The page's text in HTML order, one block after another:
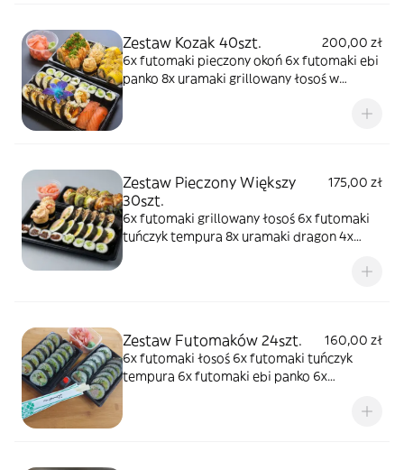
Zestaw Kozak 40szt.
200,00 zł
6x futomaki pieczony okoń 6x futomaki ebi
panko 8x uramaki grillowany łosoś w
Zestaw Pieczony Większy
30szt.
175,00 zł
6x futomaki grillowany łosoś 6x futomaki
tuńczyk tempura 8x uramaki dragon 4x
Zestaw Futomaków 24szt.
160,00 zł
6x futomaki łosoś 6x futomaki tuńczyk
tempura 6x futomaki ebi panko 6x